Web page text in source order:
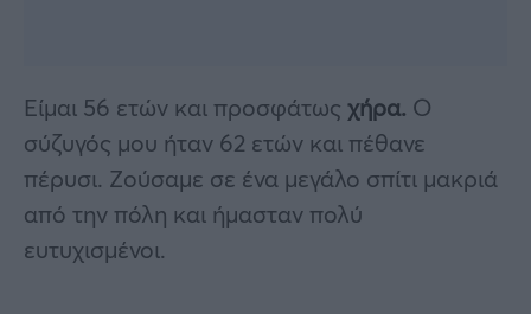
Είμαι 56 ετών και προσφάτως χήρα. Ο
σύζυγός μου ήταν 62 ετών και πέθανε
πέρυσι. Ζούσαμε σε ένα μεγάλο σπίτι μακριά
από την πόλη και ήμασταν πολύ
ευτυχισμένοι.